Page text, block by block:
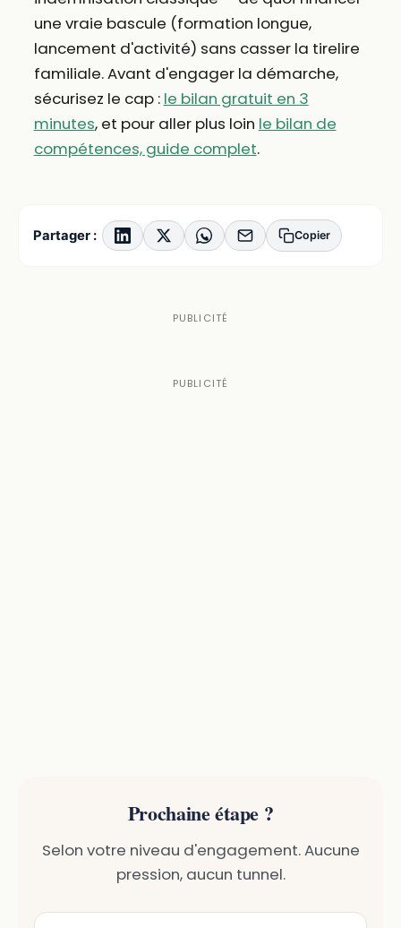
une vraie bascule (formation longue,
lancement d'activité) sans casser la tirelire
familiale. Avant d'engager la démarche,
sécurisez le cap : le bilan gratuit en 3
minutes, et pour aller plus loin le bilan de
compétences, guide complet.
Partager : Copier
Prochaine étape ?
Selon votre niveau d'engagement. Aucune
pression, aucun tunnel.